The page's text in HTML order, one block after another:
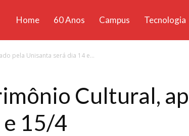
Home 60 Anos Campus Tecnologia
pela Unisanta será dia 14 e...
Cultural,
e 15/4